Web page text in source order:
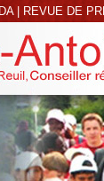
| REVUE DE